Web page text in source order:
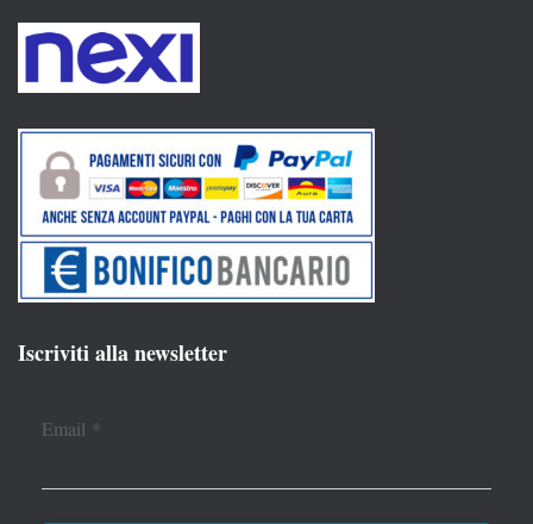
Iscriviti alla newsletter
Email *